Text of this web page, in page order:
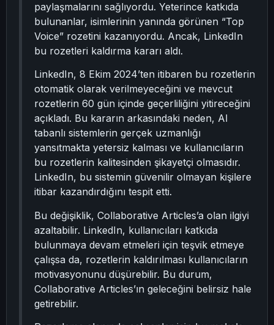
paylaşmalarını sağlıyordu. Yeterince katkıda
bulunanlar, isimlerinin yanında görünen “Top
Voice” rozetini kazanıyordu. Ancak, LinkedIn
bu rozetleri kaldırma kararı aldı.
LinkedIn, 8 Ekim 2024’ten itibaren bu rozetlerin
otomatik olarak verilmeyeceğini ve mevcut
rozetlerin 60 gün içinde geçerliliğini yitireceğini
açıkladı. Bu kararın arkasındaki neden, AI
tabanlı sistemlerin gerçek uzmanlığı
yansıtmakta yetersiz kalması ve kullanıcıların
bu rozetlerin kalitesinden şikayetçi olmasıdır.
LinkedIn, bu sistemin güvenilir olmayan kişilere
itibar kazandırdığını tespit etti.
Bu değişiklik, Collaborative Articles’a olan ilgiyi
azaltabilir. LinkedIn, kullanıcıları katkıda
bulunmaya devam etmeleri için teşvik etmeye
çalışsa da, rozetlerin kaldırılması kullanıcıların
motivasyonunu düşürebilir. Bu durum,
Collaborative Articles’ın geleceğini belirsiz hale
getirebilir.